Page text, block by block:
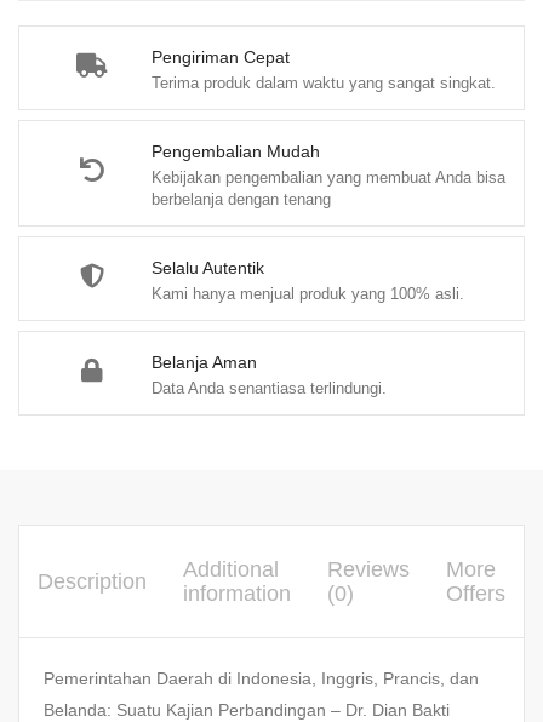
Pengiriman Cepat
Terima produk dalam waktu yang sangat singkat.
Pengembalian Mudah
Kebijakan pengembalian yang membuat Anda bisa
berbelanja dengan tenang
Selalu Autentik
Kami hanya menjual produk yang 100% asli.
Belanja Aman
Data Anda senantiasa terlindungi.
Kajian
Perbandingan
Dr.
quantity
Description
Additional
information
Reviews
(0)
More
Offers
Pemerintahan Daerah di Indonesia, Inggris, Prancis, dan
Belanda: Suatu Kajian Perbandingan – Dr. Dian Bakti